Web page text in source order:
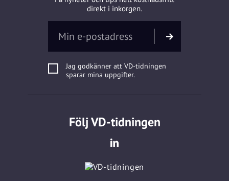
direkt i inkorgen.
Jag godkänner att VD-tidningen
sparar mina uppgifter.
Följ VD-tidningen